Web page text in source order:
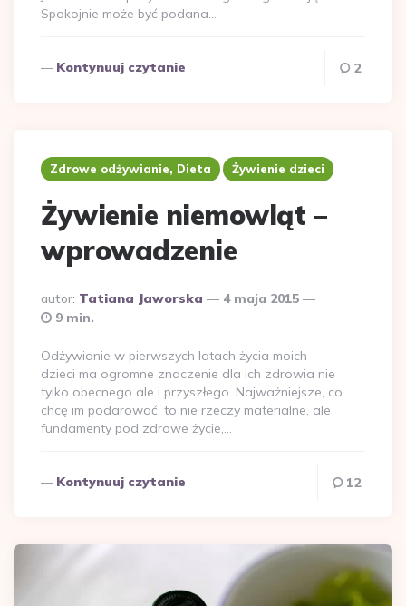
Spokojnie może być podana…
Kontynuuj czytanie 2
Zdrowe odżywianie, Dieta Żywienie dzieci
Żywienie niemowląt –
wprowadzenie
Dodane
przez
autor: Tatiana Jaworska
4 maja 2015
9 min.
Odżywianie w pierwszych latach życia moich
dzieci ma ogromne znaczenie dla ich zdrowia nie
tylko obecnego ale i przyszłego. Najważniejsze, co
chcę im podarować, to nie rzeczy materialne, ale
fundamenty pod zdrowe życie,…
Kontynuuj czytanie 12